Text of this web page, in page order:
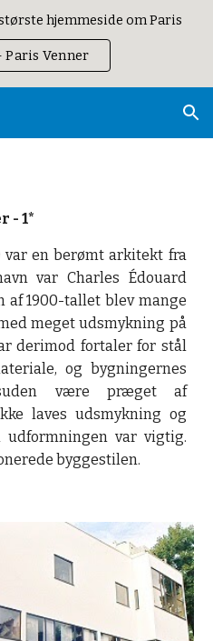
hjemmeside om Paris
Paris Venner
- 1*
var en berømt arkitekt fra
var Charles Édouard
af 1900-tallet blev mange
meget udsmykning på
derimod fortaler for stål
og bygningernes
være præget af
laves udsmykning og
var vigtig.
byggestilen.